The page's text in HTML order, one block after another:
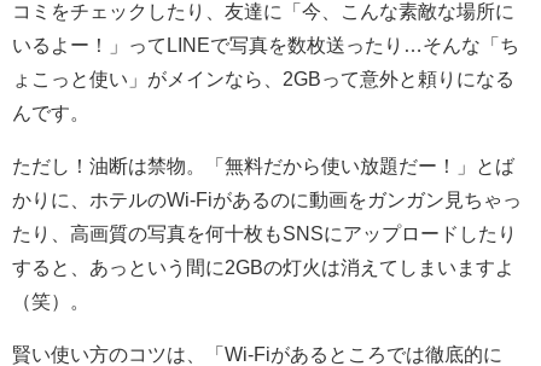
コミをチェックしたり、友達に「今、こんな素敵な場所に
いるよー！」ってLINEで写真を数枚送ったり…そんな「ち
ょこっと使い」がメインなら、2GBって意外と頼りになる
んです。
ただし！油断は禁物。「無料だから使い放題だー！」とば
かりに、ホテルのWi-Fiがあるのに動画をガンガン見ちゃっ
たり、高画質の写真を何十枚もSNSにアップロードしたり
すると、あっという間に2GBの灯火は消えてしまいますよ
（笑）。
賢い使い方のコツは、「Wi-Fiがあるところでは徹底的に